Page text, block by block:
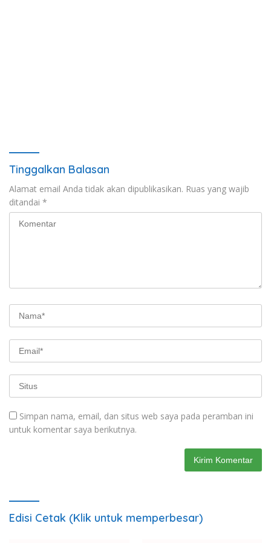
Tinggalkan Balasan
Alamat email Anda tidak akan dipublikasikan. Ruas yang wajib
ditandai *
Simpan nama, email, dan situs web saya pada peramban ini
untuk komentar saya berikutnya.
Edisi Cetak (Klik untuk memperbesar)